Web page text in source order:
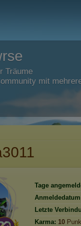
Träume
mit
Tage
Letzte
Karma: 10